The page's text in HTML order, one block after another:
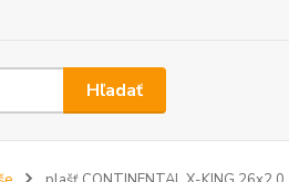
Hľadať